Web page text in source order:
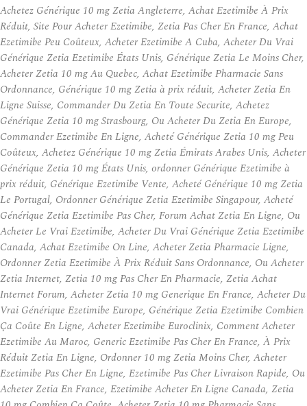
Achetez Générique 10 mg Zetia Angleterre, Achat Ezetimibe À Prix
Réduit, Site Pour Acheter Ezetimibe, Zetia Pas Cher En France, Achat
Ezetimibe Peu Coûteux, Acheter Ezetimibe A Cuba, Acheter Du Vrai
Générique Zetia Ezetimibe États Unis, Générique Zetia Le Moins Cher,
Acheter Zetia 10 mg Au Quebec, Achat Ezetimibe Pharmacie Sans
Ordonnance, Générique 10 mg Zetia à prix réduit, Acheter Zetia En
Ligne Suisse, Commander Du Zetia En Toute Securite, Achetez
Générique Zetia 10 mg Strasbourg, Ou Acheter Du Zetia En Europe,
Commander Ezetimibe En Ligne, Acheté Générique Zetia 10 mg Peu
Coûteux, Achetez Générique 10 mg Zetia Émirats Arabes Unis, Acheter
Générique Zetia 10 mg États Unis, ordonner Générique Ezetimibe à
prix réduit, Générique Ezetimibe Vente, Acheté Générique 10 mg Zetia
Le Portugal, Ordonner Générique Zetia Ezetimibe Singapour, Acheté
Générique Zetia Ezetimibe Pas Cher, Forum Achat Zetia En Ligne, Ou
Acheter Le Vrai Ezetimibe, Acheter Du Vrai Générique Zetia Ezetimibe
Canada, Achat Ezetimibe On Line, Acheter Zetia Pharmacie Ligne,
Ordonner Zetia Ezetimibe À Prix Réduit Sans Ordonnance, Ou Acheter
Zetia Internet, Zetia 10 mg Pas Cher En Pharmacie, Zetia Achat
Internet Forum, Acheter Zetia 10 mg Generique En France, Acheter Du
Vrai Générique Ezetimibe Europe, Générique Zetia Ezetimibe Combien
Ça Coûte En Ligne, Acheter Ezetimibe Euroclinix, Comment Acheter
Ezetimibe Au Maroc, Generic Ezetimibe Pas Cher En France, À Prix
Réduit Zetia En Ligne, Ordonner 10 mg Zetia Moins Cher, Acheter
Ezetimibe Pas Cher En Ligne, Ezetimibe Pas Cher Livraison Rapide, Ou
Acheter Zetia En France, Ezetimibe Acheter En Ligne Canada, Zetia